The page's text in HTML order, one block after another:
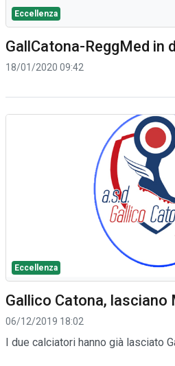
Eccellenza
GallCatona-ReggMed in
18/01/2020 09:42
Eccellenza
Gallico Catona, lasciano
06/12/2019 18:02
I due calciatori hanno già lasciato